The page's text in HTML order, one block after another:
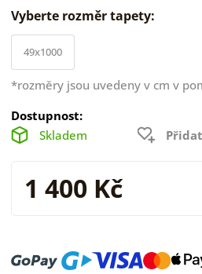
Vyberte rozměr tapety:
49x1000
*rozměry jsou uvedeny v cm v
Dostupnost:
Skladem
1 400 Kč